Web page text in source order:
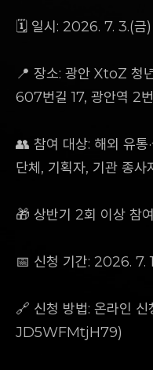
🗓 일시: 2026. 7. 3.(금
📍 장소: 광안 XtoZ 청
607번길 17, 광안역 2
👥 참여 대상: 해외 유통
단체, 기획자, 기관 종사
🎁 상반기 2회 이상 참
📅 신청 기간: 2026. 7.
🔗 신청 방법: 온라인 신
JD5WFMtjH79)